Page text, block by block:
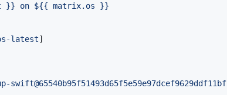
}} on ${{ matrix.os
}}
latest]